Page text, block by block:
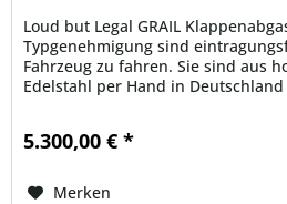
Loud but Legal GRAIL
Typgenehmigung sind
Fahrzeug zu fahren. Sie sind aus
Edelstahl per Hand in
5.300,00 € *
Merken